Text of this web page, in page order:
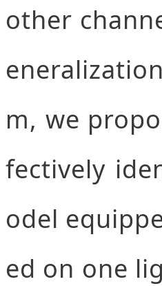
other
m, we
fectively
odel
ed on one